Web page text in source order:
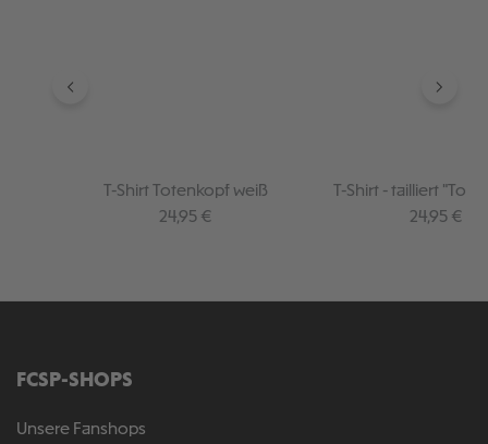
T-Shirt Totenkopf weiß
Regulärer Preis:
24,95 €
T-Shirt - tailliert
Regulärer
24,95 €
FCSP-SHOPS
Unsere Fanshops